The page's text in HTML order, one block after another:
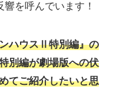
響を呼んでいます！
ハウスⅡ特別編』の
別編が劇場版への伏
てご紹介したいと思